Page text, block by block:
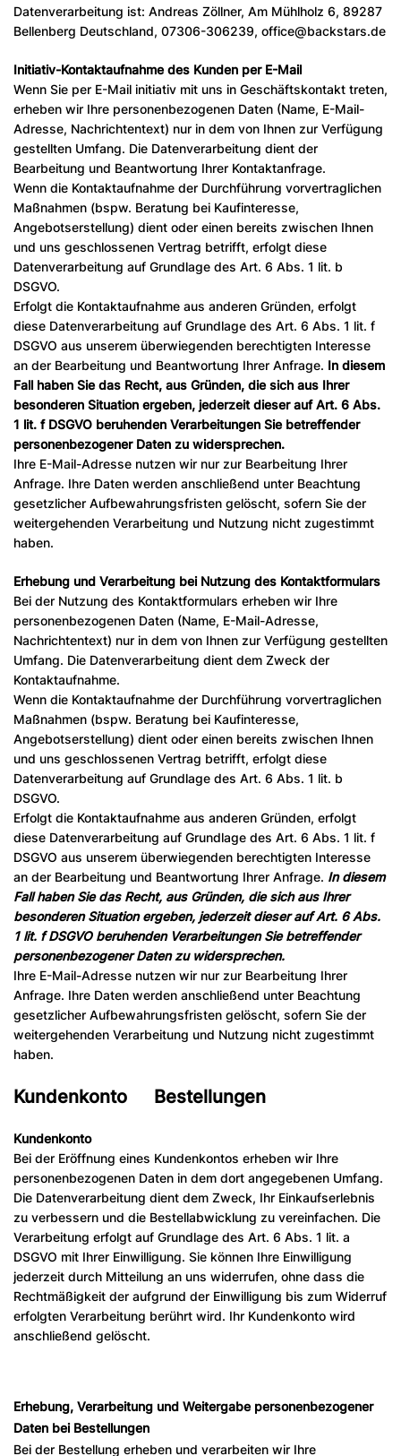
Datenverarbeitung ist: Andreas Zöllner, Am Mühlholz 6, 89287
Bellenberg Deutschland, 07306-306239, office@backstars.de
Initiativ-Kontaktaufnahme des Kunden per E-Mail
Wenn Sie per E-Mail initiativ mit uns in Geschäftskontakt treten,
erheben wir Ihre personenbezogenen Daten (Name, E-Mail-
Adresse, Nachrichtentext) nur in dem von Ihnen zur Verfügung
gestellten Umfang. Die Datenverarbeitung dient der
Bearbeitung und Beantwortung Ihrer Kontaktanfrage.
Wenn die Kontaktaufnahme der Durchführung vorvertraglichen
Maßnahmen (bspw. Beratung bei Kaufinteresse,
Angebotserstellung) dient oder einen bereits zwischen Ihnen
und uns geschlossenen Vertrag betrifft, erfolgt diese
Datenverarbeitung auf Grundlage des Art. 6 Abs. 1 lit. b
DSGVO.
Erfolgt die Kontaktaufnahme aus anderen Gründen, erfolgt
diese Datenverarbeitung auf Grundlage des Art. 6 Abs. 1 lit. f
DSGVO aus unserem überwiegenden berechtigten Interesse
an der Bearbeitung und Beantwortung Ihrer Anfrage. In diesem
Fall haben Sie das Recht, aus Gründen, die sich aus Ihrer
besonderen Situation ergeben, jederzeit dieser auf Art. 6 Abs.
1 lit. f DSGVO beruhenden Verarbeitungen Sie betreffender
personenbezogener Daten zu widersprechen.
Ihre E-Mail-Adresse nutzen wir nur zur Bearbeitung Ihrer
Anfrage. Ihre Daten werden anschließend unter Beachtung
gesetzlicher Aufbewahrungsfristen gelöscht, sofern Sie der
weitergehenden Verarbeitung und Nutzung nicht zugestimmt
haben.
Erhebung und Verarbeitung bei Nutzung des Kontaktformulars
Bei der Nutzung des Kontaktformulars erheben wir Ihre
personenbezogenen Daten (Name, E-Mail-Adresse,
Nachrichtentext) nur in dem von Ihnen zur Verfügung gestellten
Umfang. Die Datenverarbeitung dient dem Zweck der
Kontaktaufnahme.
Wenn die Kontaktaufnahme der Durchführung vorvertraglichen
Maßnahmen (bspw. Beratung bei Kaufinteresse,
Angebotserstellung) dient oder einen bereits zwischen Ihnen
und uns geschlossenen Vertrag betrifft, erfolgt diese
Datenverarbeitung auf Grundlage des Art. 6 Abs. 1 lit. b
DSGVO.
Erfolgt die Kontaktaufnahme aus anderen Gründen, erfolgt
diese Datenverarbeitung auf Grundlage des Art. 6 Abs. 1 lit. f
DSGVO aus unserem überwiegenden berechtigten Interesse
an der Bearbeitung und Beantwortung Ihrer Anfrage. In diesem
Fall haben Sie das Recht, aus Gründen, die sich aus Ihrer
besonderen Situation ergeben, jederzeit dieser auf Art. 6 Abs.
1 lit. f DSGVO beruhenden Verarbeitungen Sie betreffender
personenbezogener Daten zu widersprechen.
Ihre E-Mail-Adresse nutzen wir nur zur Bearbeitung Ihrer
Anfrage. Ihre Daten werden anschließend unter Beachtung
gesetzlicher Aufbewahrungsfristen gelöscht, sofern Sie der
weitergehenden Verarbeitung und Nutzung nicht zugestimmt
haben.
Kundenkonto Bestellungen
Kundenkonto
Bei der Eröffnung eines Kundenkontos erheben wir Ihre
personenbezogenen Daten in dem dort angegebenen Umfang.
Die Datenverarbeitung dient dem Zweck, Ihr Einkaufserlebnis
zu verbessern und die Bestellabwicklung zu vereinfachen. Die
Verarbeitung erfolgt auf Grundlage des Art. 6 Abs. 1 lit. a
DSGVO mit Ihrer Einwilligung. Sie können Ihre Einwilligung
jederzeit durch Mitteilung an uns widerrufen, ohne dass die
Rechtmäßigkeit der aufgrund der Einwilligung bis zum Widerruf
erfolgten Verarbeitung berührt wird. Ihr Kundenkonto wird
anschließend gelöscht.
Erhebung, Verarbeitung und Weitergabe personenbezogener
Daten bei Bestellungen
Bei der Bestellung erheben und verarbeiten wir Ihre